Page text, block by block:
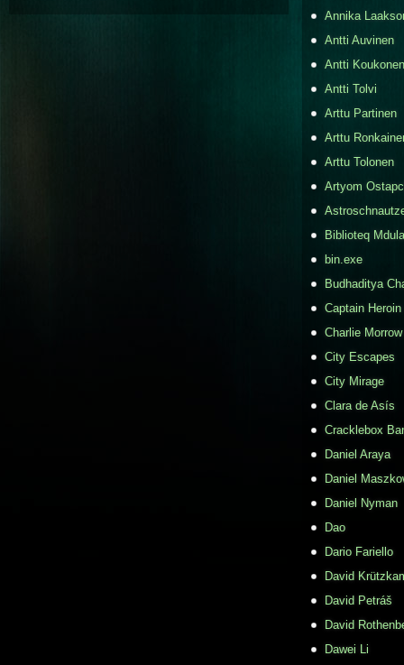
Annika
Antti Auvinen
Antti Koukonen
Antti Tolvi
Arttu Partinen
Arttu
Arttu Tolonen
Artyom
Biblioteq
bin.exe
Budhaditya
Captain Heroin
Charlie Morrow
City Escapes
City Mirage
Clara de Asís
Cracklebox
Daniel Araya
Daniel
Daniel Nyman
Dao
Dario Fariello
David
David Petráš
David
Dawei Li